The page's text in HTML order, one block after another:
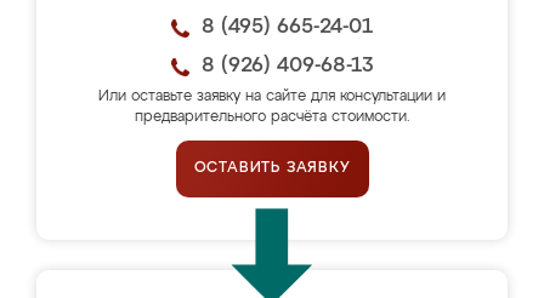
8 (495) 665-24-01
8 (926) 409-68-13
Или оставьте заявку на сайте для консультации и
предварительного расчёта стоимости.
ОСТАВИТЬ ЗАЯВКУ